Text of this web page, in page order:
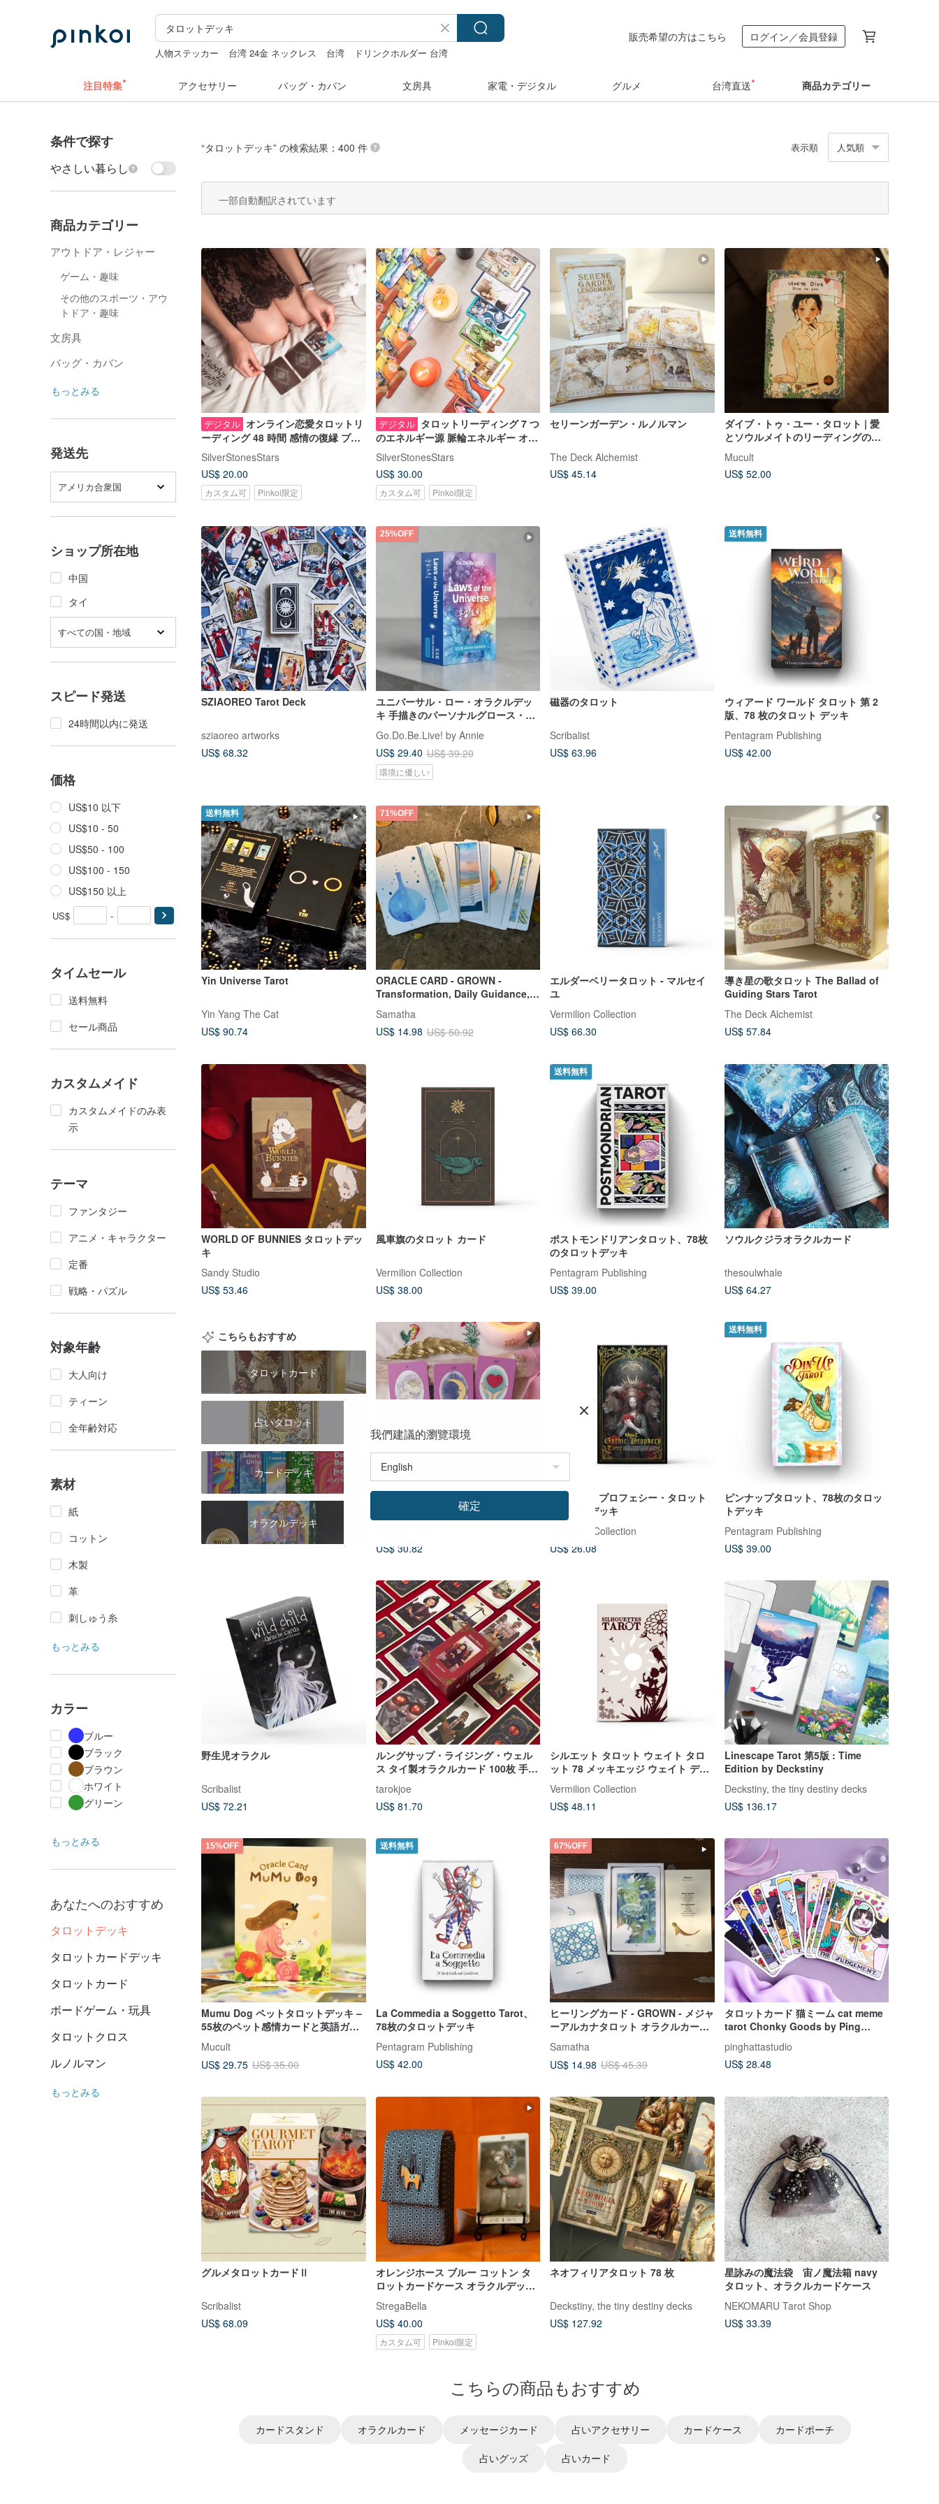
人物ステッカー 台湾 24金 ネックレス 台湾
ドリンクホルダー 台湾
販売希望の方はこちら ログイン／会員登録
注目特集 アクセサリー バッグ・カバン 文房具 家電・デジタル グルメ 台湾直送 商品カテゴリー
条件で探す
やさしい暮らし
商品カテゴリー
アウトドア・レジャー
ゲーム・趣味
その他のスポーツ・アウ
トドア・趣味
文房具
バッグ・カバン
もっとみる
発送先
アメリカ合衆国
ショップ所在地
中国
タイ
すべての国・地域
スピード発送
24時間以内に発送
価格
US$10 以下
US$10 - 50
US$50 - 100
US$100 - 150
US$150 以上
US$ -
タイムセール
送料無料
セール商品
カスタムメイド
カスタムメイドのみ表
示
テーマ
ファンタジー
アニメ・キャラクター
定番
戦略・パズル
対象年齢
大人向け
ティーン
全年齢対応
素材
紙
コットン
木製
革
刺しゅう糸
もっとみる
カラー
ブルー
ブラック
ブラウン
ホワイト
グリーン
もっとみる
あなたへのおすすめ
タロットデッキ
タロットカードデッキ
タロットカード
ボードゲーム・玩具
タロットクロス
ルノルマン
もっとみる
“タロットデッキ” の検索結果：400 件 表示順 人気順
一部自動翻訳されています
デジタル オンライン恋愛タロットリ
ーディング 48 時間 感情の復縁 プロ
フェッショナルタロット占い オンラ
イン占い 直感的システム、カード
SilverStonesStars
US$ 20.00
カスタム可 Pinkoi限定
デジタル タロットリーディング 7 つ
のエネルギー源 脈輪エネルギー オン
ライン占術 心理 ヒーリング 書き起
こしカードリーディング pdf
SilverStonesStars
US$ 30.00
カスタム可 Pinkoi限定
セリーンガーデン・ルノルマン
The Deck Alchemist
US$ 45.14
ダイブ・トゥ・ユー・タロット | 愛
とソウルメイトのリーディングのた
Mucult
US$ 52.00
SZIAOREO Tarot Deck
sziaoreo artworks
US$ 68.32
25%OFF
ユニバーサル・ロー・オラクルデッ
キ 手描きのパーソナルグロース・コ
Go.Do.Be.Live! by Annie
US$ 29.40 US$ 39.20
環境に優しい
磁器のタロット
Scribalist
US$ 63.96
送料無料
ウィアード ワールド タロット 第 2
版、78 枚のタロット デッキ
Pentagram Publishing
US$ 42.00
送料無料
Yin Universe Tarot
Yin Yang The Cat
US$ 90.74
71%OFF
ORACLE CARD - GROWN -
Transformation, Daily Guidance,
Tarot Healing Deck
Samatha
US$ 14.98 US$ 50.92
エルダーベリータロット - マルセイ
ユ
Vermilion Collection
US$ 66.30
導き星の歌タロット The Ballad of
Guiding Stars Tarot
The Deck Alchemist
US$ 57.84
WORLD OF BUNNIES タロットデッ
キ
Sandy Studio
US$ 53.46
風車旗のタロット カード
Vermilion Collection
US$ 38.00
送料無料
ポストモンドリアンタロット、78枚
のタロットデッキ
Pentagram Publishing
US$ 39.00
ソウルクジラオラクルカード
thesoulwhale
US$ 64.27
こちらもおすすめ
タロットカード
占いタロット
カードデッキ
オラクルデッキ
リボンルノルマンカードミニサイズ
US$ 30.82
ゴシック・プロフェシー・タロット
初心者用デッキ
Vermilion Collection
US$ 26.08
送料無料
ピンナップタロット、78枚のタロッ
トデッキ
Pentagram Publishing
US$ 39.00
野生児オラクル
Scribalist
US$ 72.21
ルングサップ・ライジング・ウェル
ス タイ製オラクルカード 100枚 手描
き 金運・仕事運アップ
tarokjoe
US$ 81.70
シルエット タロット ウェイト タロ
ット 78 メッキエッジ ウェイト デッ
キ
Vermilion Collection
US$ 48.11
Linescape Tarot 第5版 : Time
Edition by Deckstiny
Deckstiny, the tiny destiny decks
US$ 136.17
15%OFF
Mumu Dog ペットタロットデッキ –
55枚のペット感情カードと英語ガイ
ドブック | Intuitiv
Mucult
US$ 29.75 US$ 35.00
送料無料
La Commedia a Soggetto Tarot、
78枚のタロットデッキ
Pentagram Publishing
US$ 42.00
67%OFF
ヒーリングカード - GROWN - メジャ
ーアルカナタロット オラクルカード
OLD DECK
Samatha
US$ 14.98 US$ 45.39
タロットカード 猫ミーム cat meme
tarot Chonky Goods by Ping
Hatta. Studio
pinghattastudio
US$ 28.48
グルメタロットカードⅡ
Scribalist
US$ 68.09
オレンジホース ブルー コットン タ
ロットカードケース オラクルデッキ
StregaBella
US$ 40.00
カスタム可 Pinkoi限定
ネオフィリアタロット 78 枚
Deckstiny, the tiny destiny decks
US$ 127.92
星詠みの魔法袋 宙ノ魔法箱 navy
タロット、オラクルカードケース
NEKOMARU Tarot Shop
US$ 33.39
こちらの商品もおすすめ
カードスタンド オラクルカード メッセージカード 占いアクセサリー カードケース カードポーチ
占いグッズ 占いカード
我們建議的瀏覽環境
確定